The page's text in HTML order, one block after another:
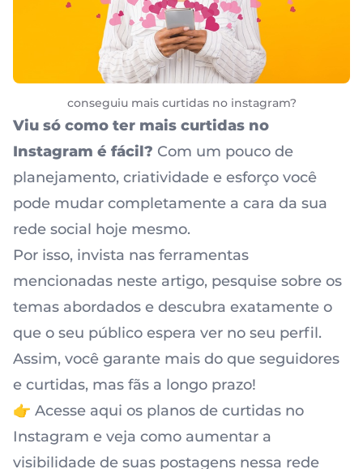
conseguiu mais curtidas no instagram?
Viu só como ter mais curtidas no
Instagram é fácil? Com um pouco de
planejamento, criatividade e esforço você
pode mudar completamente a cara da sua
rede social hoje mesmo.
Por isso, invista nas ferramentas
mencionadas neste artigo, pesquise sobre os
temas abordados e descubra exatamente o
que o seu público espera ver no seu perfil.
Assim, você garante mais do que seguidores
e curtidas, mas fãs a longo prazo!
👉 Acesse aqui os planos de curtidas no
Instagram e veja como aumentar a
visibilidade de suas postagens nessa rede